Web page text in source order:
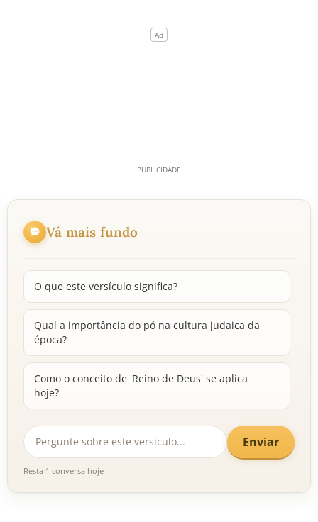
Vá mais fundo
O que este versículo significa?
Qual a importância do pó na cultura judaica da
época?
Como o conceito de 'Reino de Deus' se aplica
hoje?
Enviar
Resta 1 conversa hoje